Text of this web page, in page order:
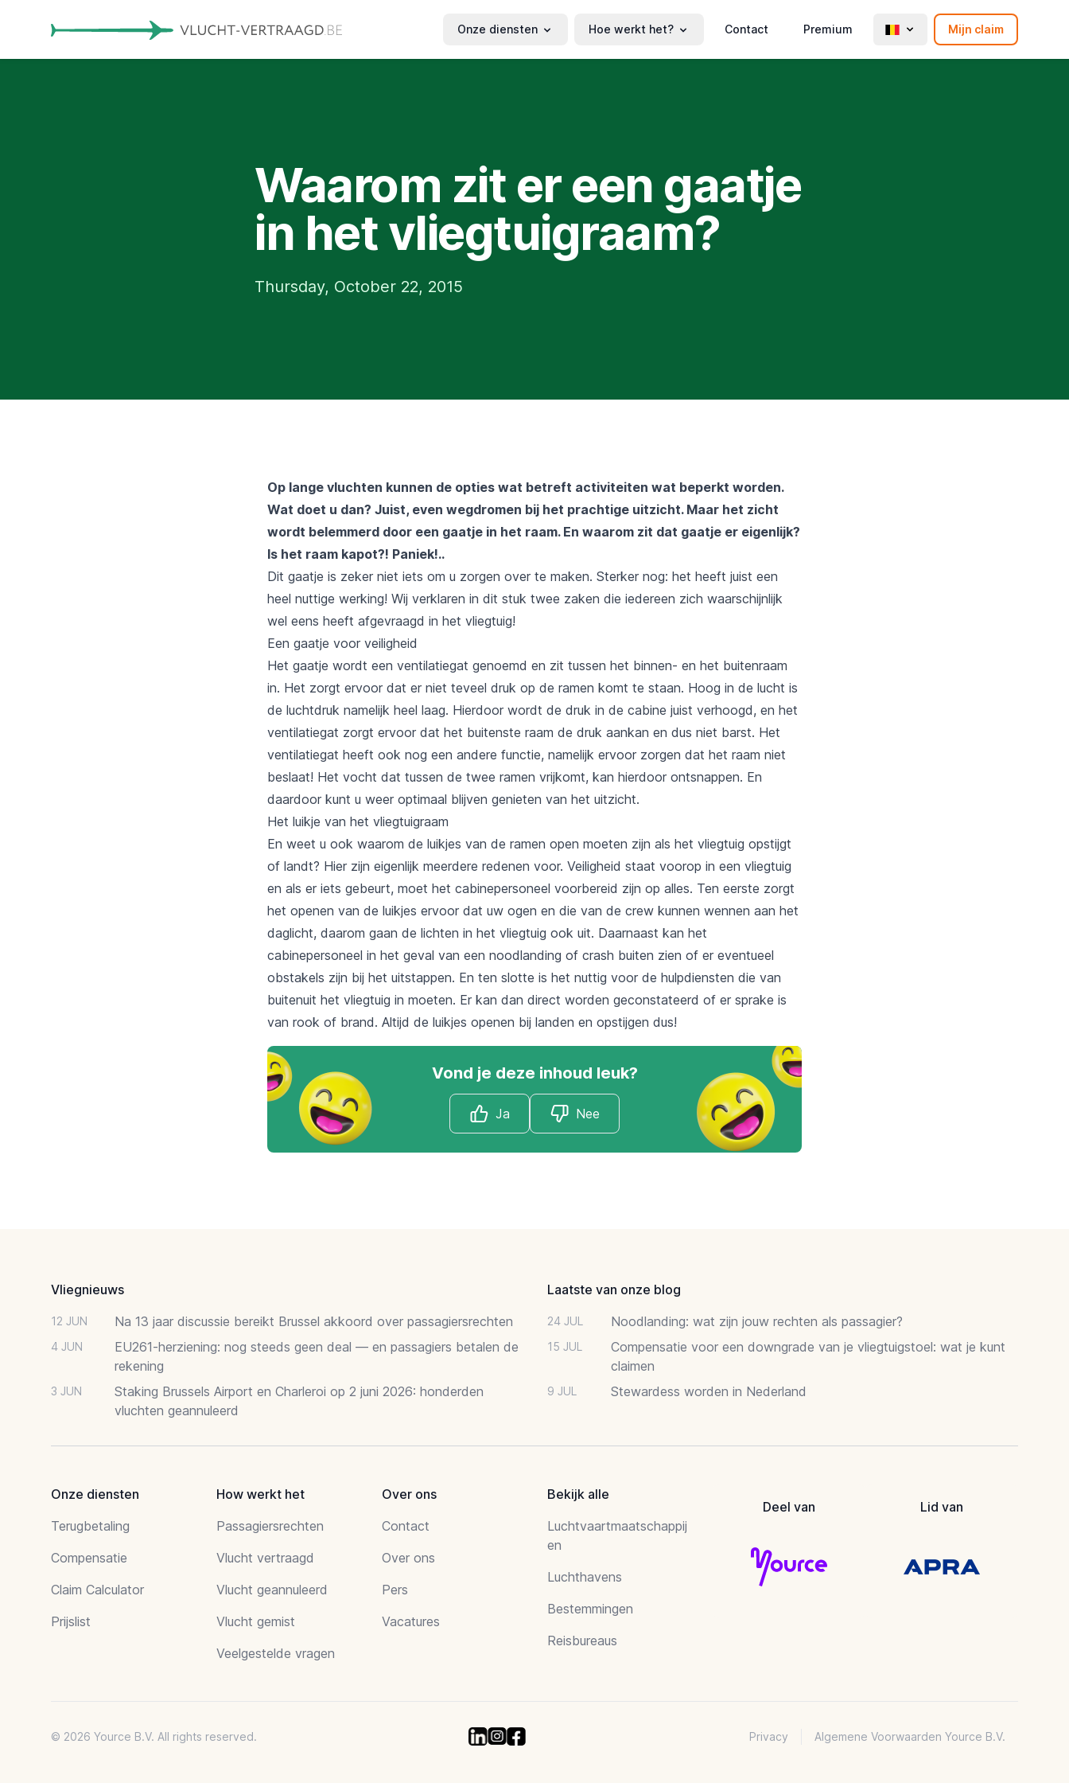
Onze diensten Hoe werkt het? Contact Premium Mijn claim
Waarom zit er een gaatje
in het vliegtuigraam?
Thursday, October 22, 2015
Op lange vluchten kunnen de opties wat betreft activiteiten wat beperkt worden.
Wat doet u dan? Juist, even wegdromen bij het prachtige uitzicht. Maar het zicht
wordt belemmerd door een gaatje in het raam. En waarom zit dat gaatje er eigenlijk?
Is het raam kapot?! Paniek!..
Dit gaatje is zeker niet iets om u zorgen over te maken. Sterker nog: het heeft juist een
heel nuttige werking! Wij verklaren in dit stuk twee zaken die iedereen zich waarschijnlijk
wel eens heeft afgevraagd in het vliegtuig!
Een gaatje voor veiligheid
Het gaatje wordt een ventilatiegat genoemd en zit tussen het binnen- en het buitenraam
in. Het zorgt ervoor dat er niet teveel druk op de ramen komt te staan. Hoog in de lucht is
de luchtdruk namelijk heel laag. Hierdoor wordt de druk in de cabine juist verhoogd, en het
ventilatiegat zorgt ervoor dat het buitenste raam de druk aankan en dus niet barst. Het
ventilatiegat heeft ook nog een andere functie, namelijk ervoor zorgen dat het raam niet
beslaat! Het vocht dat tussen de twee ramen vrijkomt, kan hierdoor ontsnappen. En
daardoor kunt u weer optimaal blijven genieten van het uitzicht.
Het luikje van het vliegtuigraam
En weet u ook waarom de luikjes van de ramen open moeten zijn als het vliegtuig opstijgt
of landt? Hier zijn eigenlijk meerdere redenen voor. Veiligheid staat voorop in een vliegtuig
en als er iets gebeurt, moet het cabinepersoneel voorbereid zijn op alles. Ten eerste zorgt
het openen van de luikjes ervoor dat uw ogen en die van de crew kunnen wennen aan het
daglicht, daarom gaan de lichten in het vliegtuig ook uit. Daarnaast kan het
cabinepersoneel in het geval van een noodlanding of crash buiten zien of er eventueel
obstakels zijn bij het uitstappen. En ten slotte is het nuttig voor de hulpdiensten die van
buitenuit het vliegtuig in moeten. Er kan dan direct worden geconstateerd of er sprake is
van rook of brand. Altijd de luikjes openen bij landen en opstijgen dus!
Vond je deze inhoud leuk?
Ja Nee
Vliegnieuws
12 JUN Na 13 jaar discussie bereikt Brussel akkoord over passagiersrechten
4 JUN
EU261-herziening: nog steeds geen deal — en passagiers betalen de
rekening
3 JUN
Staking Brussels Airport en Charleroi op 2 juni 2026: honderden
vluchten geannuleerd
Laatste van onze blog
24 JUL Noodlanding: wat zijn jouw rechten als passagier?
15 JUL
Compensatie voor een downgrade van je vliegtuigstoel: wat je kunt
claimen
9 JUL Stewardess worden in Nederland
Onze diensten
Terugbetaling
Compensatie
Claim Calculator
Prijslist
How werkt het
Passagiersrechten
Vlucht vertraagd
Vlucht geannuleerd
Vlucht gemist
Veelgestelde vragen
Over ons
Contact
Over ons
Pers
Vacatures
Bekijk alle
Luchtvaartmaatschappij
en
Luchthavens
Bestemmingen
Reisbureaus
Deel van Lid van
© 2026 Yource B.V. All rights reserved. Privacy Algemene Voorwaarden Yource B.V.